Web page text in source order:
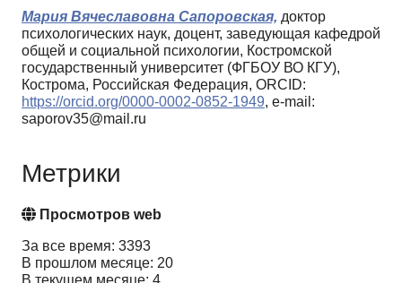
Мария Вячеславовна Сапоровская, доктор
психологических наук, доцент, заведующая кафедрой
общей и социальной психологии, Костромской
государственный университет (ФГБОУ ВО КГУ),
Кострома, Российская Федерация, ORCID:
https://orcid.org/0000-0002-0852-1949, e-mail:
saporov35@mail.ru
Метрики
Просмотров web
За все время: 3393
В прошлом месяце: 20
В текущем месяце: 4